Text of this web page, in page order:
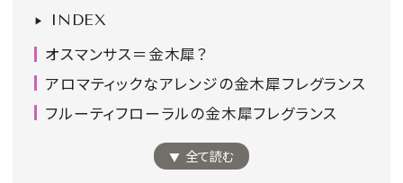
SDGs
MAGAZINE
INDEX
オスマンサス＝金木犀？
アロマティックなアレンジの金木犀フレグランス
フルーティフローラルの金木犀フレグランス
全て読む